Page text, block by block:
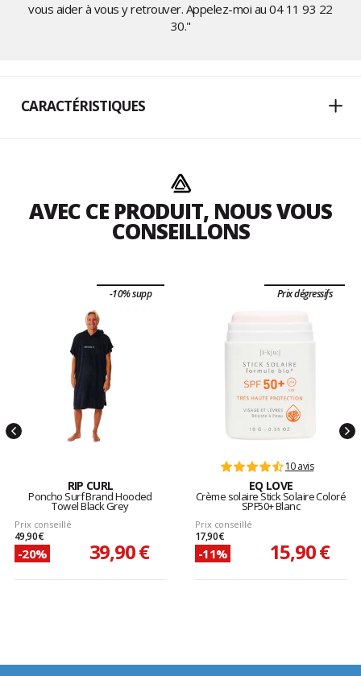
vous aider à vous y retrouver. Appelez-moi au04 11 93 22
30."
CARACTÉRISTIQUES
AVEC CE PRODUIT, NOUS VOUS
CONSEILLONS
-10% supp
RIP CURL
Poncho Surf Brand Hooded
Towel Black Grey
Prix conseillé
49,90 €
-20% 39,90 €
Prix dégressifs
10 avis
EQ LOVE
Crème solaire Stick Solaire Coloré
SPF50+ Blanc
Prix conseillé
17,90 €
-11% 15,90 €